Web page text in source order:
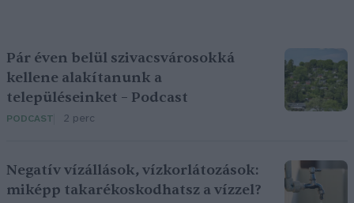
Pár éven belül szivacsvárosokká
kellene alakítanunk a
településeinket – Podcast
PODCAST 2 perc
Negatív vízállások, vízkorlátozások:
miképp takarékoskodhatsz a vízzel?